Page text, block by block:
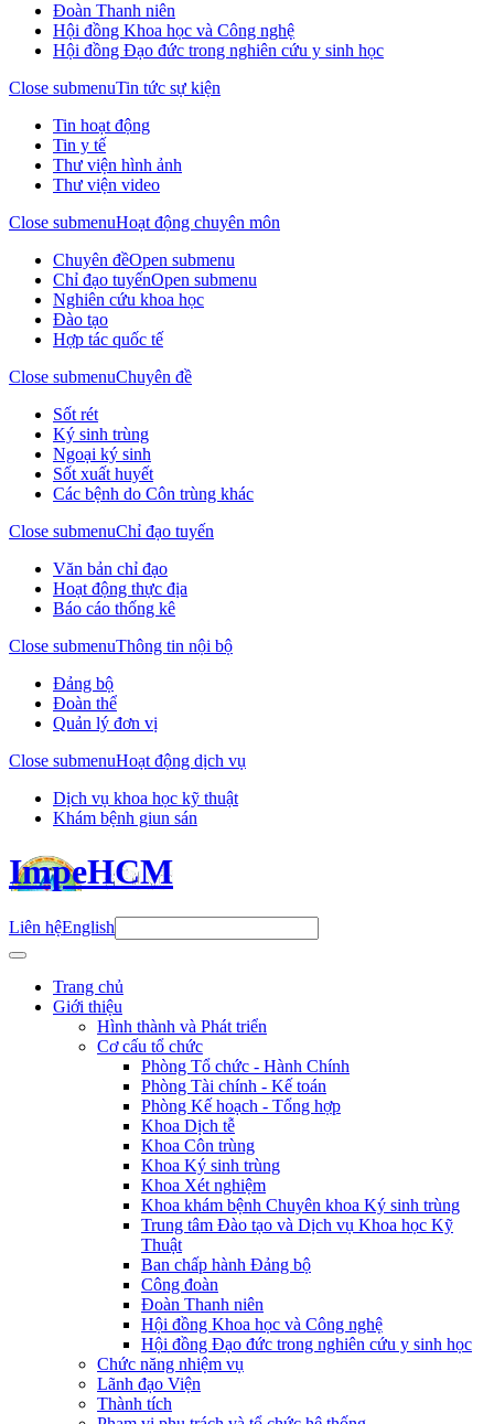
Đoàn Thanh niên
Hội đồng Khoa học và Công nghệ
Hội đồng Đạo đức trong nghiên cứu y sinh học
Close submenuTin tức sự kiện
Tin hoạt động
Tin y tế
Thư viện hình ảnh
Thư viện video
Close submenuHoạt động chuyên môn
Chuyên đềOpen submenu
Chỉ đạo tuyếnOpen submenu
Nghiên cứu khoa học
Đào tạo
Hợp tác quốc tế
Close submenuChuyên đề
Sốt rét
Ký sinh trùng
Ngoại ký sinh
Sốt xuất huyết
Các bệnh do Côn trùng khác
Close submenuChỉ đạo tuyến
Văn bản chỉ đạo
Hoạt động thực địa
Báo cáo thống kê
Close submenuThông tin nội bộ
Đảng bộ
Đoàn thể
Quản lý đơn vị
Close submenuHoạt động dịch vụ
Dịch vụ khoa học kỹ thuật
Khám bệnh giun sán
ImpeHCM
Liên hệEnglish
Trang chủ
Giới thiệu
Hình thành và Phát triển
Cơ cấu tổ chức
Phòng Tổ chức - Hành Chính
Phòng Tài chính - Kế toán
Phòng Kế hoạch - Tổng hợp
Khoa Dịch tễ
Khoa Côn trùng
Khoa Ký sinh trùng
Khoa Xét nghiệm
Khoa khám bệnh Chuyên khoa Ký sinh trùng
Trung tâm Đào tạo và Dịch vụ Khoa học Kỹ
Thuật
Ban chấp hành Đảng bộ
Công đoàn
Đoàn Thanh niên
Hội đồng Khoa học và Công nghệ
Hội đồng Đạo đức trong nghiên cứu y sinh học
Chức năng nhiệm vụ
Lãnh đạo Viện
Thành tích